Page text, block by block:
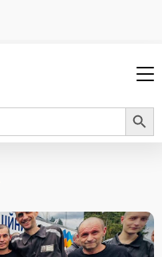
Search Button